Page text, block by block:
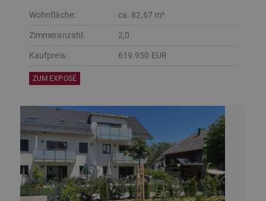
Wohnfläche: ca. 82,67 m²
Zimmeranzahl: 2,0
Kaufpreis: 619.950 EUR
ZUM EXPOSÉ